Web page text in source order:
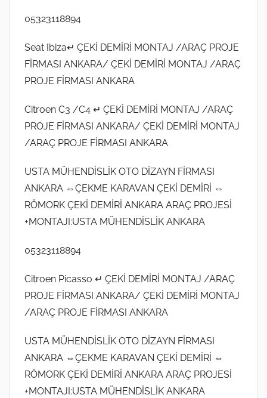
05323118894
Seat Ibiza↵ ÇEKİ DEMİRİ MONTAJ /ARAÇ PROJE
FİRMASI ANKARA/ ÇEKİ DEMİRİ MONTAJ /ARAÇ
PROJE FİRMASI ANKARA
Citroen C3 /C4 ↵ ÇEKİ DEMİRİ MONTAJ /ARAÇ
PROJE FİRMASI ANKARA/ ÇEKİ DEMİRİ MONTAJ
/ARAÇ PROJE FİRMASI ANKARA
USTA MÜHENDİSLİK OTO DİZAYN FİRMASI
ANKARA ⇔ÇEKME KARAVAN ÇEKİ DEMİRİ ⇔
RÖMORK ÇEKİ DEMİRİ ANKARA ARAÇ PROJESİ
+MONTAJI:USTA MÜHENDİSLİK ANKARA
05323118894
Citroen Picasso ↵ ÇEKİ DEMİRİ MONTAJ /ARAÇ
PROJE FİRMASI ANKARA/ ÇEKİ DEMİRİ MONTAJ
/ARAÇ PROJE FİRMASI ANKARA
USTA MÜHENDİSLİK OTO DİZAYN FİRMASI
ANKARA ⇔ÇEKME KARAVAN ÇEKİ DEMİRİ ⇔
RÖMORK ÇEKİ DEMİRİ ANKARA ARAÇ PROJESİ
+MONTAJI:USTA MÜHENDİSLİK ANKARA